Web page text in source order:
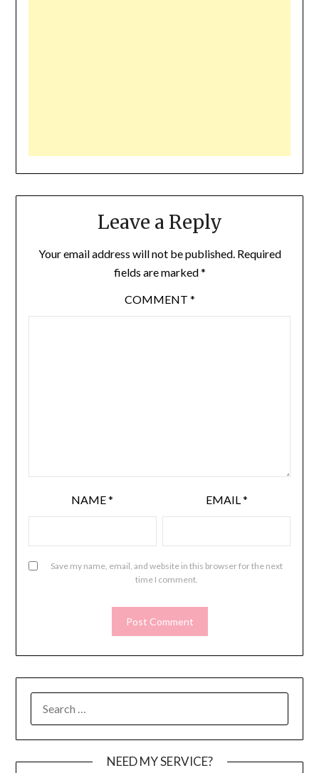
Leave a Reply
Your email address will not be published. Required
fields are marked*
COMMENT *
NAME* EMAIL*
Save my name, email, and website in this browser for the next
time I comment.
FOR:
NEED MY SERVICE?